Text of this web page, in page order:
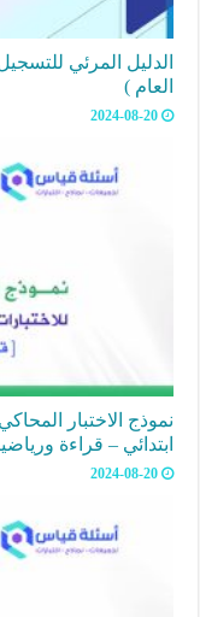
الدليل المرئي
العام )
2024-08-20
نموذج الاختبار
ابتدائي – قراءة
2024-08-20